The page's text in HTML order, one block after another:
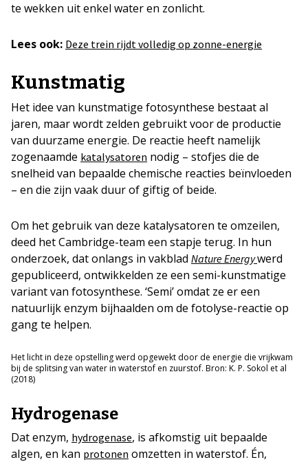
te wekken uit enkel water en zonlicht.
Lees ook: Deze trein rijdt volledig op zonne-energie
Kunstmatig
Het idee van kunstmatige fotosynthese bestaat al
jaren, maar wordt zelden gebruikt voor de productie
van duurzame energie. De reactie heeft namelijk
zogenaamde katalysatoren nodig – stofjes die de
snelheid van bepaalde chemische reacties beïnvloeden
– en die zijn vaak duur of giftig of beide.
Om het gebruik van deze katalysatoren te omzeilen,
deed het Cambridge-team een stapje terug. In hun
onderzoek, dat onlangs in vakblad Nature Energywerd
gepubliceerd, ontwikkelden ze een semi-kunstmatige
variant van fotosynthese. ‘Semi’ omdat ze er een
natuurlijk enzym bijhaalden om de fotolyse-reactie op
gang te helpen.
Het licht in deze opstelling werd opgewekt door de energie die vrijkwam
bij de splitsing van water in waterstof en zuurstof. Bron: K. P. Sokol et al
(2018)
Hydrogenase
Dat enzym, hydrogenase, is afkomstig uit bepaalde
algen, en kan protonen omzetten in waterstof. Én,